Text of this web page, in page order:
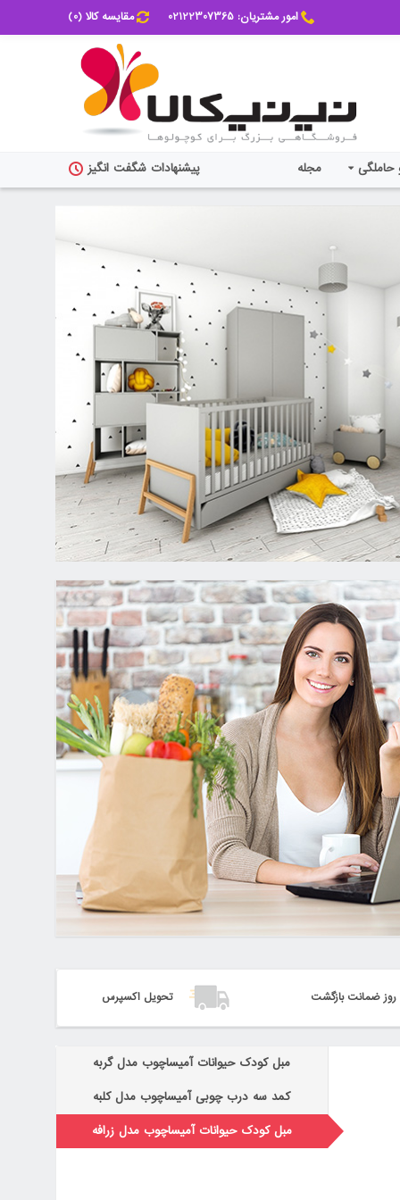
امور مشتریان: 02122307365 مقایسه کالا (0
)
پیشنهادات شگفت انگیز حاملگی مجله
تحویل اکسپرس
مبل کودک حیوانات آمیساچوب مدل گربه
کمد سه درب چوبی آمیساچوب مدل کلبه
مبل کودک حیوانات آمیساچوب مدل زرافه